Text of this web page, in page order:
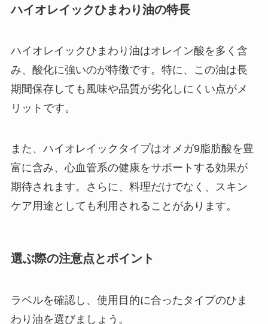
ハイオレイックひまわり油の特長
ハイオレイックひまわり油はオレイン酸を多く含
み、酸化に強いのが特徴です。特に、この油は長
期間保存しても風味や品質が劣化しにくい点がメ
リットです。
また、ハイオレイックタイプはオメガ9脂肪酸を豊
富に含み、心血管系の健康をサポートする効果が
期待されます。さらに、料理だけでなく、スキン
ケア用途としても利用されることがあります。
選ぶ際の注意点とポイント
ラベルを確認し、使用目的に合ったタイプのひま
わり油を選びましょう。